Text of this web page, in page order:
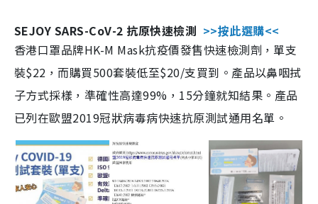
SEJOY SARS-CoV-2 抗原快速檢測 >>按此選購<<
香港口罩品牌HK-M Mask抗疫價發售快速檢測劑，單支
裝$22，而購買500套裝低至$20/支買到。產品以鼻咽拭
子方式採樣，準確性高達99%，15分鐘就知結果。產品
已列在歐盟2019冠狀病毒病快速抗原測試通用名單。